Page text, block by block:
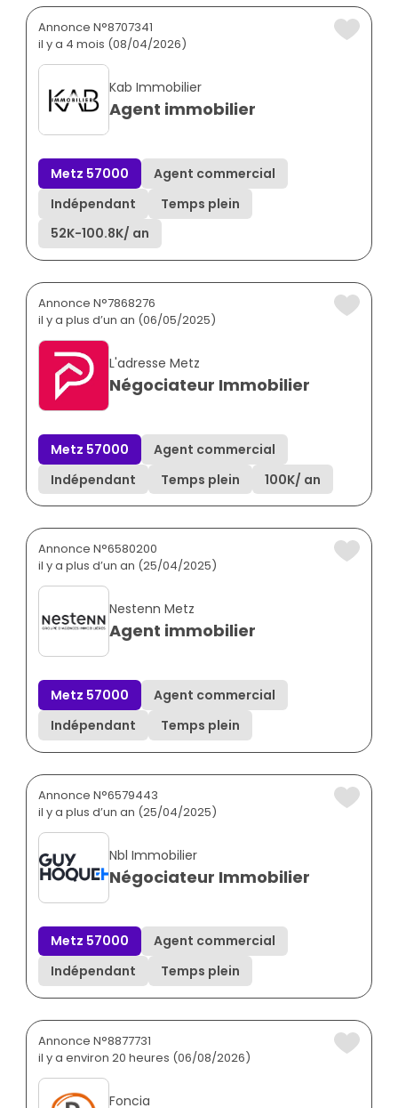
Annonce N°8707341
il y a 4 mois (08/04/2026)
Kab Immobilier
Agent immobilier
Metz 57000
Agent commercial
Indépendant
Temps plein
52K-100.8K/ an
Annonce N°7868276
il y a plus d’un an (06/05/2025)
L'adresse Metz
Négociateur Immobilier
Metz 57000
Agent commercial
Indépendant
Temps plein 100K/ an
Annonce N°6580200
il y a plus d’un an (25/04/2025)
Nestenn Metz
Agent immobilier
Metz 57000
Agent commercial
Indépendant
Temps plein
Annonce N°6579443
il y a plus d’un an (25/04/2025)
Nbl Immobilier
Négociateur Immobilier
Metz 57000
Agent commercial
Indépendant
Temps plein
Annonce N°8877731
il y a environ 20 heures (06/08/2026)
Foncia